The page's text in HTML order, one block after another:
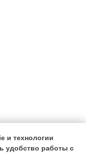
и технологии
удобство работы с